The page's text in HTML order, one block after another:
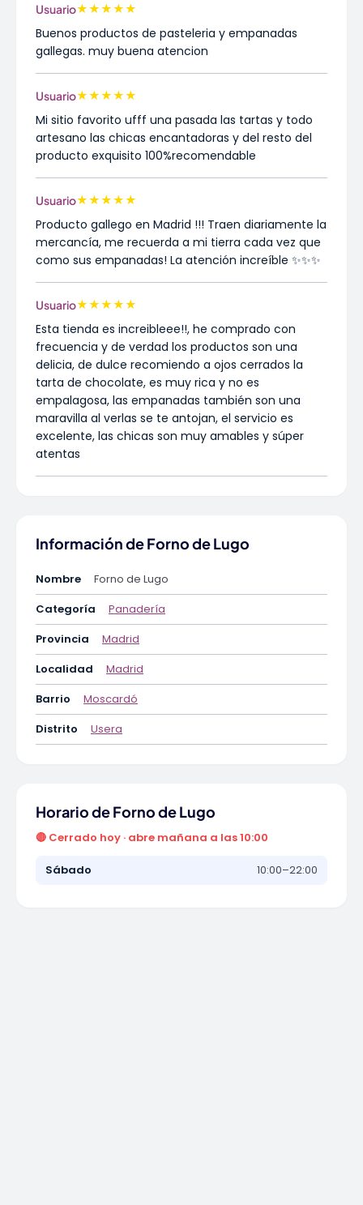
Usuario★★★★★
Buenos productos de pasteleria y empanadas
gallegas. muy buena atencion
Usuario★★★★★
Mi sitio favorito ufff una pasada las tartas y todo
artesano las chicas encantadoras y del resto del
producto exquisito 100%recomendable
Usuario★★★★★
Producto gallego en Madrid !!! Traen diariamente la
mercancía, me recuerda a mi tierra cada vez que
como sus empanadas! La atención increíble ✨✨✨
Usuario★★★★★
Esta tienda es increibleee!!, he comprado con
frecuencia y de verdad los productos son una
delicia, de dulce recomiendo a ojos cerrados la
tarta de chocolate, es muy rica y no es
empalagosa, las empanadas también son una
maravilla al verlas se te antojan, el servicio es
excelente, las chicas son muy amables y súper
atentas
Información de Forno de Lugo
Nombre
Forno de Lugo
Categoría
Panadería
Provincia
Madrid
Localidad
Madrid
Barrio
Moscardó
Distrito
Usera
Horario de Forno de Lugo
🔴 Cerrado hoy · abre mañana a las 10:00
Sábado 10:00–22:00